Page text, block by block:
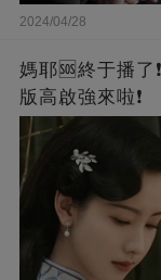
2024/04/28
媽耶🆘終于播了
版高啟強來啦❗